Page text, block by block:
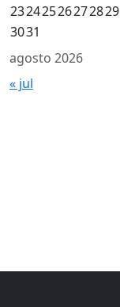
agosto 2026
23242526272829
3031
« jul